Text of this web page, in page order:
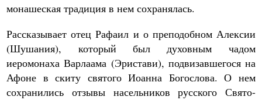
монашеская традиция в нем сохранялась.
Рассказывает отец Рафаил и о преподобном Алексии
(Шушания), который был духовным чадом
иеромонаха Варлаама (Эристави), подвизавшегося на
Афоне в скиту святого Иоанна Богослова. О нем
сохранились отзывы насельников русского Свято-